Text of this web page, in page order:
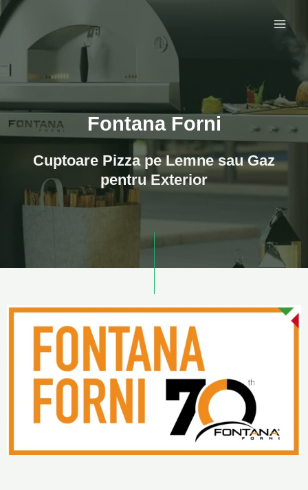
Skip
to
content
Fontana Forni
Cuptoare Pizza pe Lemne sau Gaz
pentru Exterior
CUPTOR PIZZA